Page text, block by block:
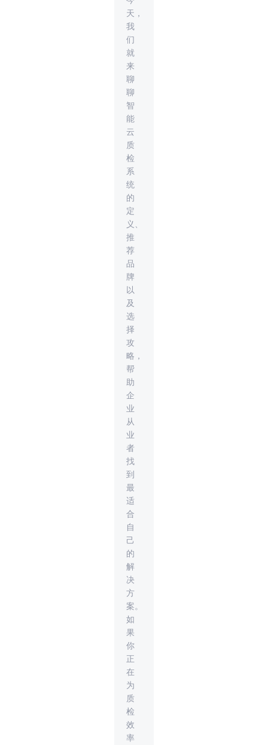
天，
我
们
就
来
聊
聊
智
能
云
质
检
系
统
的
定
义、
推
荐
品
牌
以
及
选
择
攻
略，
帮
助
企
业
从
业
者
找
到
最
适
合
自
己
的
解
决
方
案。
如
果
你
正
在
为
质
检
效
率